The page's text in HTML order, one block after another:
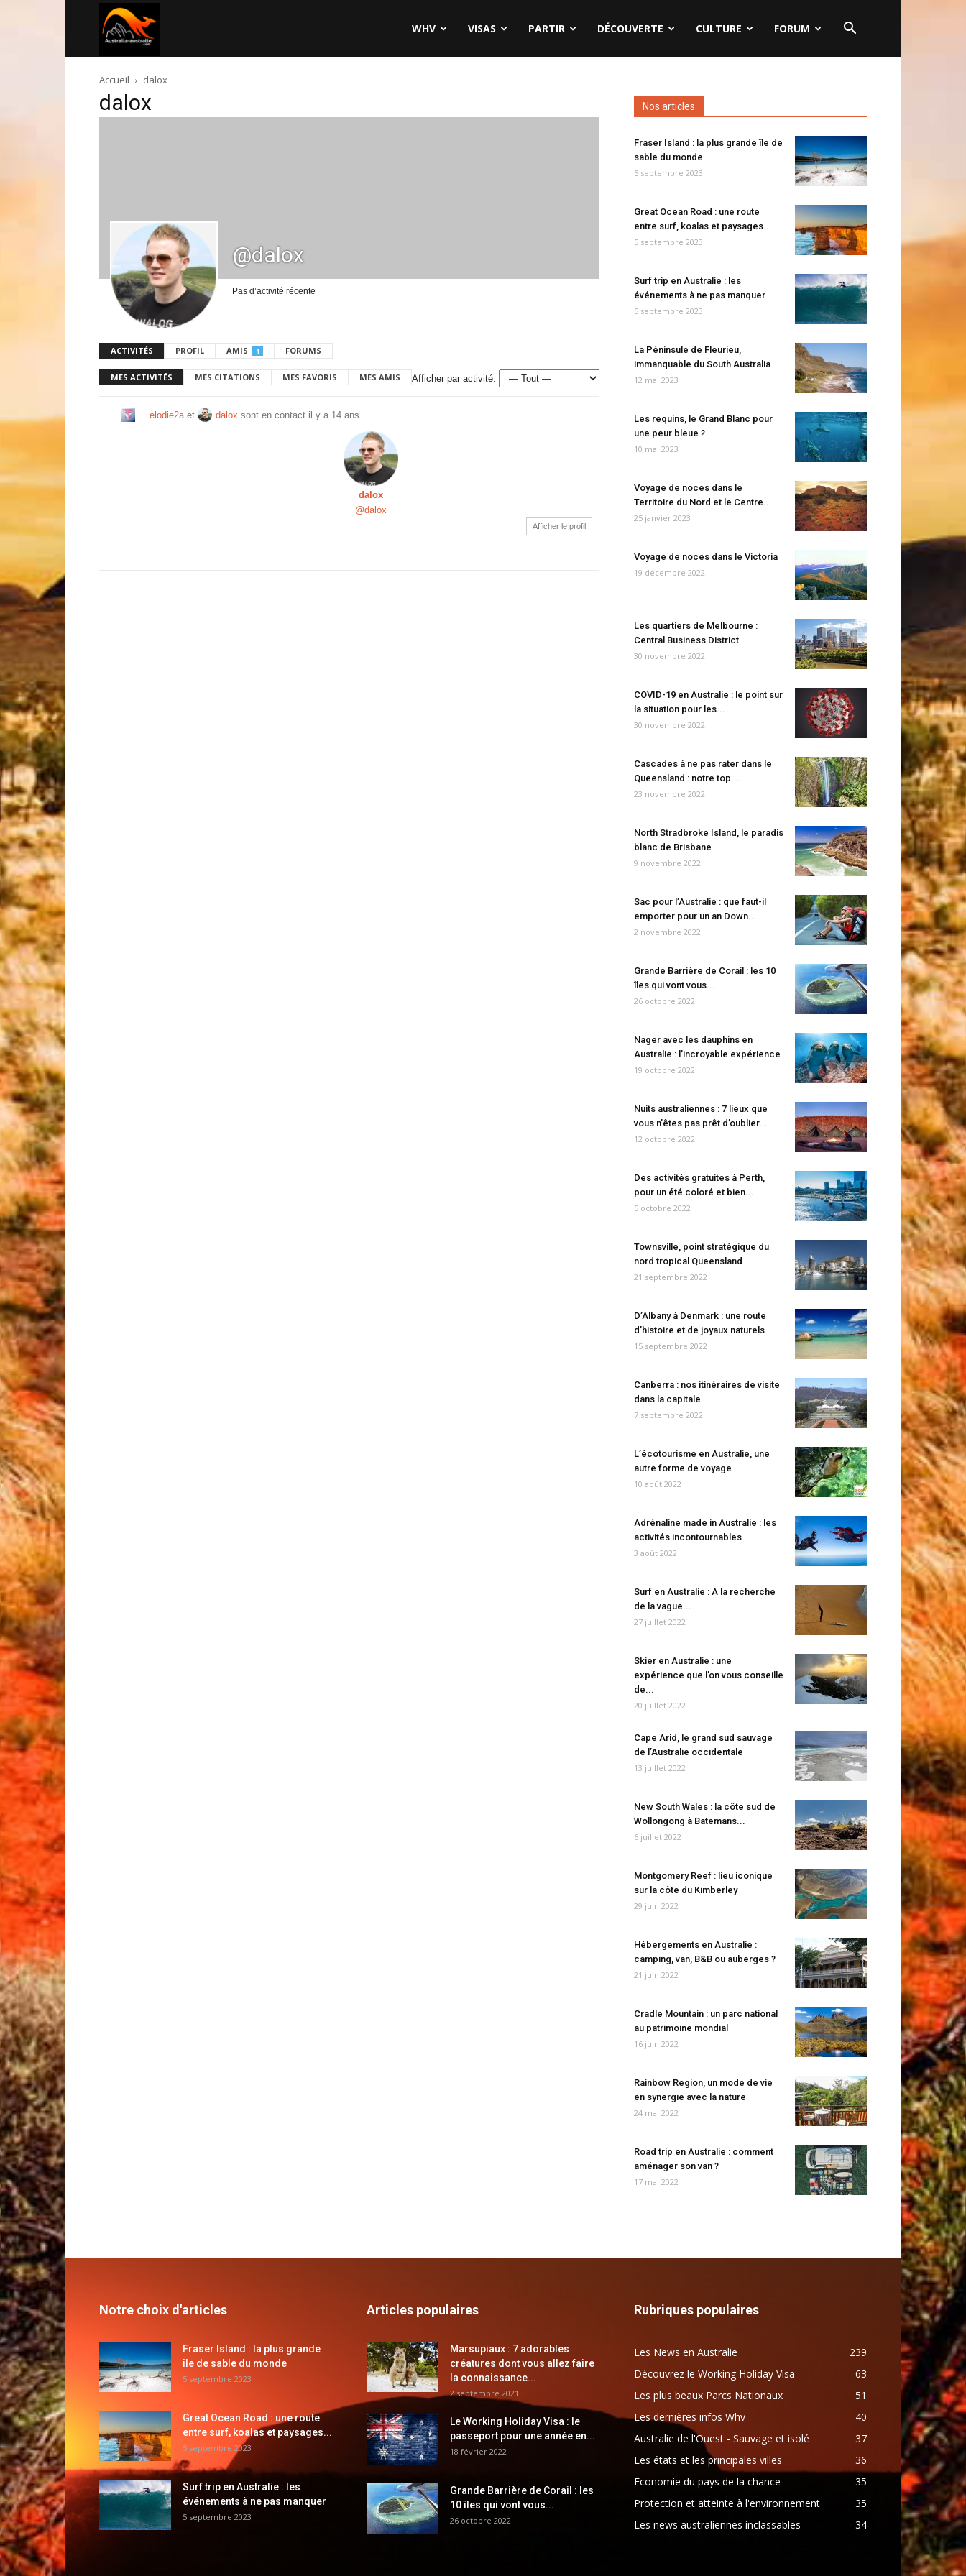
australie.com
WHV VISAS PARTIR DÉCOUVERTE CULTURE FORUM
Accueil dalox
dalox
@dalox
Pas d’activité récente
ACTIVITÉS PROFIL AMIS 1 FORUMS
MES ACTIVITÉS MES CITATIONS MES FAVORIS MES AMIS Afficher par activité:
elodie2aet dalox sont en contact il y a 14 ans
dalox
@dalox
Afficher le profil
Nos articles
Fraser Island : la plus grande île de
sable du monde
5 septembre 2023
Great Ocean Road : une route
entre surf, koalas et paysages...
5 septembre 2023
Surf trip en Australie : les
événements à ne pas manquer
5 septembre 2023
La Péninsule de Fleurieu,
immanquable du South Australia
12 mai 2023
Les requins, le Grand Blanc pour
une peur bleue ?
10 mai 2023
Voyage de noces dans le
Territoire du Nord et le Centre...
25 janvier 2023
Voyage de noces dans le Victoria
19 décembre 2022
Les quartiers de Melbourne :
Central Business District
30 novembre 2022
COVID-19 en Australie : le point sur
la situation pour les...
30 novembre 2022
Cascades à ne pas rater dans le
Queensland : notre top...
23 novembre 2022
North Stradbroke Island, le paradis
blanc de Brisbane
9 novembre 2022
Sac pour l’Australie : que faut-il
emporter pour un an Down...
2 novembre 2022
Grande Barrière de Corail : les 10
îles qui vont vous...
26 octobre 2022
Nager avec les dauphins en
Australie : l’incroyable expérience
19 octobre 2022
Nuits australiennes : 7 lieux que
vous n’êtes pas prêt d’oublier...
12 octobre 2022
Des activités gratuites à Perth,
pour un été coloré et bien...
5 octobre 2022
Townsville, point stratégique du
nord tropical Queensland
21 septembre 2022
D’Albany à Denmark : une route
d’histoire et de joyaux naturels
15 septembre 2022
Canberra : nos itinéraires de visite
dans la capitale
7 septembre 2022
L’écotourisme en Australie, une
autre forme de voyage
10 août 2022
Adrénaline made in Australie : les
activités incontournables
3 août 2022
Surf en Australie : A la recherche
de la vague...
27 juillet 2022
Skier en Australie : une
expérience que l’on vous conseille
de...
20 juillet 2022
Cape Arid, le grand sud sauvage
de l’Australie occidentale
13 juillet 2022
New South Wales : la côte sud de
Wollongong à Batemans...
6 juillet 2022
Montgomery Reef : lieu iconique
sur la côte du Kimberley
29 juin 2022
Hébergements en Australie :
camping, van, B&B ou auberges ?
21 juin 2022
Cradle Mountain : un parc national
au patrimoine mondial
16 juin 2022
Rainbow Region, un mode de vie
en synergie avec la nature
24 mai 2022
Road trip en Australie : comment
aménager son van ?
17 mai 2022
Notre choix d'articles
Fraser Island : la plus grande
île de sable du monde
5 septembre 2023
Great Ocean Road : une route
entre surf, koalas et paysages...
5 septembre 2023
Surf trip en Australie : les
événements à ne pas manquer
5 septembre 2023
Articles populaires
Marsupiaux : 7 adorables
créatures dont vous allez faire
la connaissance...
2 septembre 2021
Le Working Holiday Visa : le
passeport pour une année en...
18 février 2022
Grande Barrière de Corail : les
10 îles qui vont vous...
26 octobre 2022
Rubriques populaires
Les News en Australie
239
Découvrez le Working Holiday Visa
63
Les plus beaux Parcs Nationaux
51
Les dernières infos Whv
40
Australie de l'Ouest - Sauvage et isolé
37
Les états et les principales villes
36
Economie du pays de la chance
35
Protection et atteinte à l'environnement
35
Les news australiennes inclassables
34